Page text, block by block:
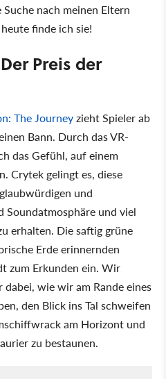
nach meinen Eltern
finde ich sie!
Preis der
The Journeyzieht Spieler ab
Bann. Durch das VR-
das Gefühl, auf einem
Crytek gelingt es, diese
und
und viel
erhalten. Die saftig grüne
Erde erinnernden
zum Erkunden ein. Wir
wie wir am Rande eines
den Blick ins Tal schweifen
am Horizont und
zu bestaunen.